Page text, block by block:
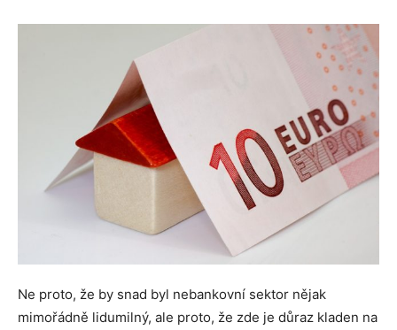
Ne proto, že by snad byl nebankovní sektor nějak
mimořádně lidumilný, ale proto, že zde je důraz kladen na